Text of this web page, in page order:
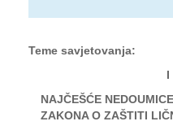
Teme savjetovanja:
I
NAJČEŠĆE
ZAKONA O ZAŠTITI